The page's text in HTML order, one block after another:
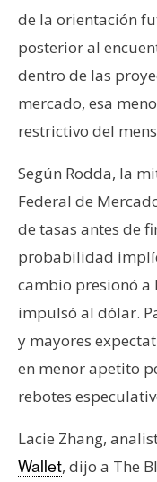
de la orientación
posterior al
dentro de las
mercado, esa
restrictivo del
Según Rodda, la
Federal de
de tasas antes de
probabilidad
cambio presionó a
impulsó al dólar.
y mayores
en menor apetito
rebotes
Lacie Zhang,
Wallet, dijo a The